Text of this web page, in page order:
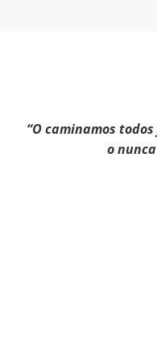
“O caminamos
o